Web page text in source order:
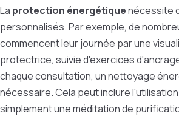
La protection énergétiquenécessite
personnalisés. Par exemple, de
commencent leur journée par une
protectrice, suivie d'exercices
chaque consultation, un nettoyage
nécessaire. Cela peut inclure
simplement une méditation de